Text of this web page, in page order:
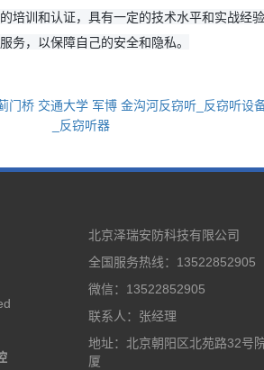
培训和认证，具有一定的技术水平和实战
务，以保障自己的安全和隐私。
门桥 交通大学 军博 金沟河反窃听_反窃听设
_反窃听器
北京泽瑞安防科技有限公司
全国服务热线：13522852905
微信：13522852905
联系人：张经理
地址：北京朝阳区北苑路32号
厦